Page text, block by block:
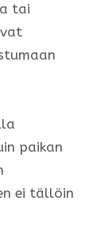
tai
paikan
ei tällöin